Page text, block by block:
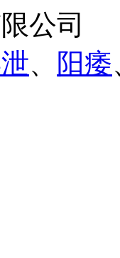
公司
、 阳痿